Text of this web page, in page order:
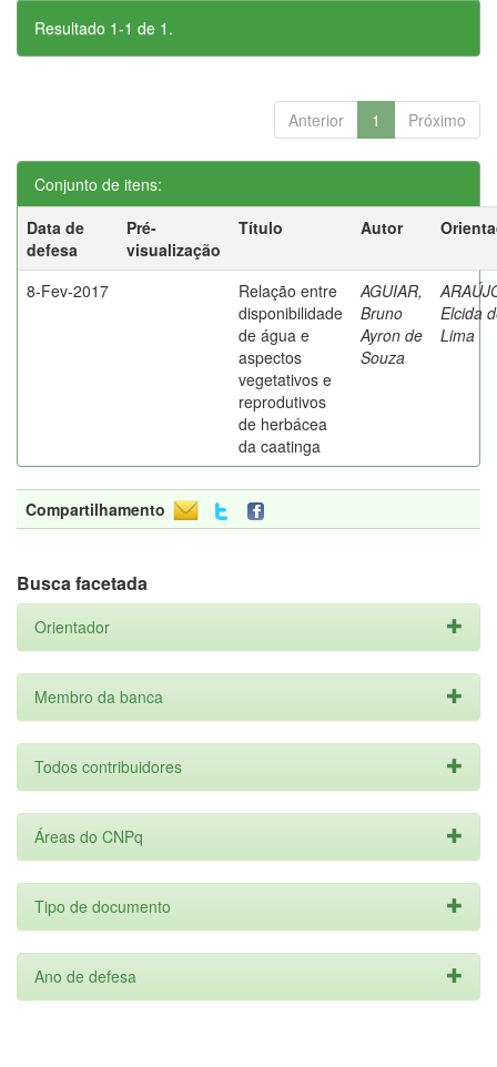
Resultado 1-1 de 1.
Anterior 1 Próximo
Conjunto de itens:
Data de
defesa
Pré-
visualização
Título Autor
8-Fev-2017
Relação entre
disponibilidade
de água e
aspectos
vegetativos e
reprodutivos
de herbácea
da caatinga
AGUIAR,
Bruno
Ayron de
Souza
Elcida
Lima
Compartilhamento
Busca facetada
Orientador
Membro da banca
Todos contribuidores
Áreas do CNPq
Tipo de documento
Ano de defesa